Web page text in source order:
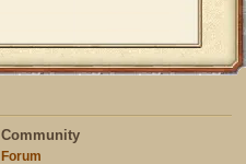
Community
Forum